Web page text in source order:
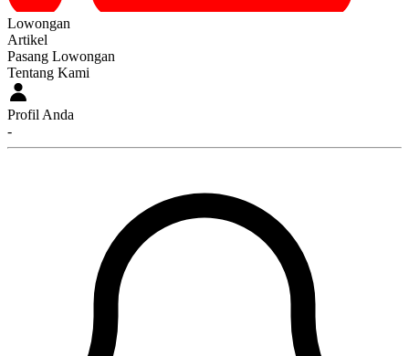
Lowongan
Artikel
Pasang Lowongan
Tentang Kami
Profil Anda
-